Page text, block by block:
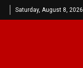
Saturday, August 8, 2026